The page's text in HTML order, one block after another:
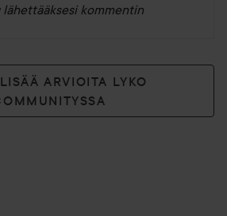
lähettääksesi kommentin
ARVIOITA LYKO